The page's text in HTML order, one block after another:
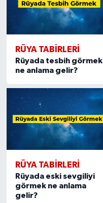
RÜYA TABIRLERI
Rüyada tesbih görmek
ne anlama gelir?
RÜYA TABIRLERI
Rüyada eski sevgiliyi
görmek ne anlama
gelir?